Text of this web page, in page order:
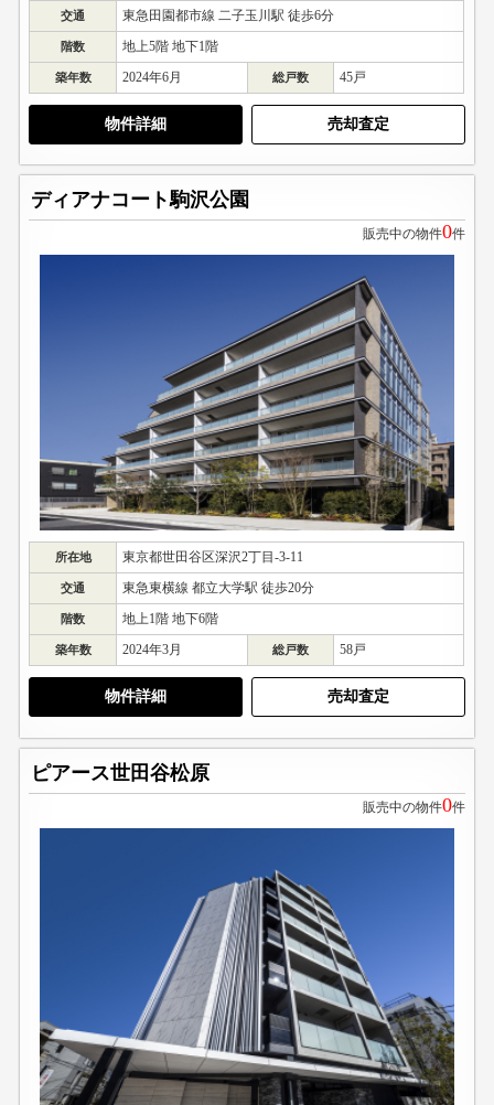
交通 東急田園都市線 二子玉川駅 徒歩6分
階数 地上5階 地下1階
築年数 2024年6月 総戸数 45戸
物件詳細 売却査定
ディアナコート駒沢公園
販売中の物件0件
所在地 東京都世田谷区深沢2丁目-3-11
交通 東急東横線 都立大学駅 徒歩20分
階数 地上1階 地下6階
築年数 2024年3月 総戸数 58戸
物件詳細 売却査定
ピアース世田谷松原
販売中の物件0件